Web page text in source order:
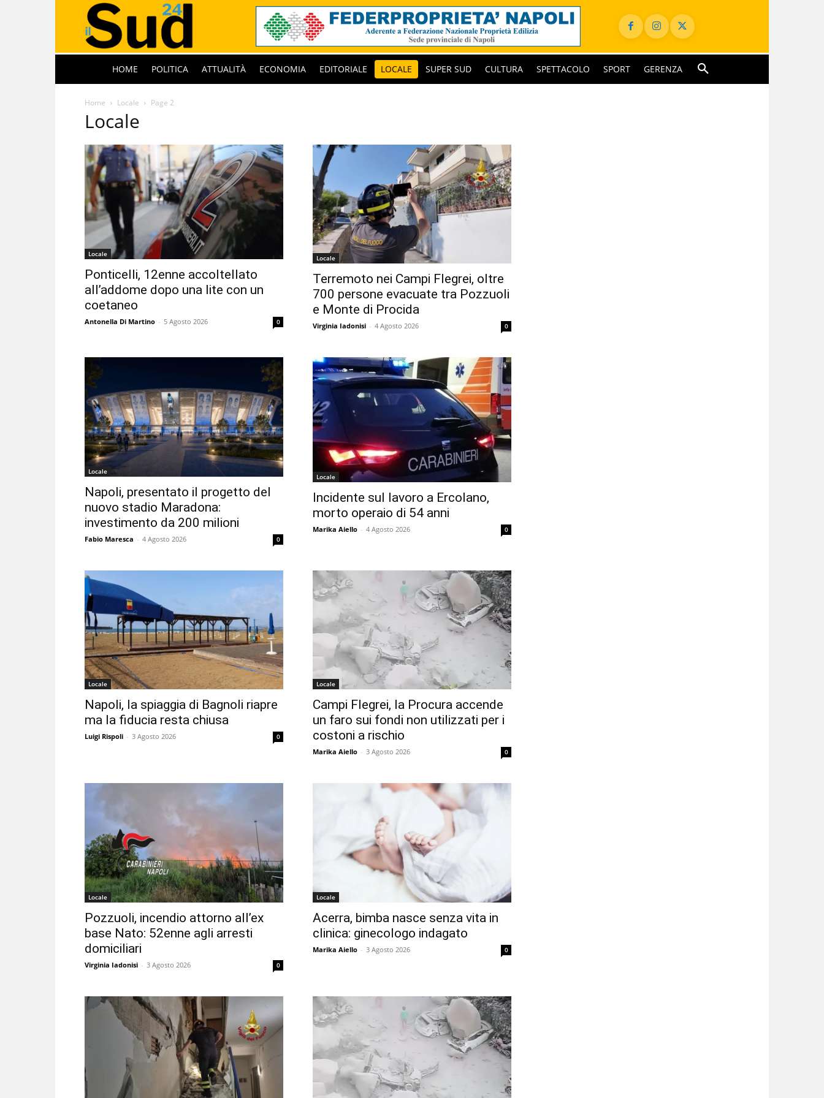
HOME POLITICA ATTUALITÀ ECONOMIA EDITORIALE LOCALE SUPER SUD CULTURA SPETTACOLO SPORT GERENZA
Home Locale Page 2
Locale
Locale
Ponticelli, 12enne accoltellato
all’addome dopo una lite con un
coetaneo
Antonella Di Martino - 5 Agosto 2026 0
Locale
Terremoto nei Campi Flegrei, oltre
700 persone evacuate tra Pozzuoli
e Monte di Procida
Virginia Iadonisi - 4 Agosto 2026 0
Locale
Napoli, presentato il progetto del
nuovo stadio Maradona:
investimento da 200 milioni
Fabio Maresca - 4 Agosto 2026 0
Locale
Incidente sul lavoro a Ercolano,
morto operaio di 54 anni
Marika Aiello - 4 Agosto 2026 0
Locale
Napoli, la spiaggia di Bagnoli riapre
ma la fiducia resta chiusa
Luigi Rispoli - 3 Agosto 2026 0
Locale
Campi Flegrei, la Procura accende
un faro sui fondi non utilizzati per i
costoni a rischio
Marika Aiello - 3 Agosto 2026 0
Locale
Pozzuoli, incendio attorno all’ex
base Nato: 52enne agli arresti
domiciliari
Virginia Iadonisi - 3 Agosto 2026 0
Locale
Acerra, bimba nasce senza vita in
clinica: ginecologo indagato
Marika Aiello - 3 Agosto 2026 0